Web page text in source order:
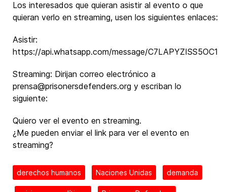
Los interesados que quieran asistir al evento o que
quieran verlo en streaming, usen los siguientes enlaces:
Asistir:
https://api.whatsapp.com/message/C7LAPYZISS5OC1
Streaming: Dirijan correo electrónico a
prensa@prisonersdefenders.org y escriban lo
siguiente:
Quiero ver el evento en streaming.
¿Me pueden enviar el link para ver el evento en
streaming?
derechos humanos Naciones Unidas demanda